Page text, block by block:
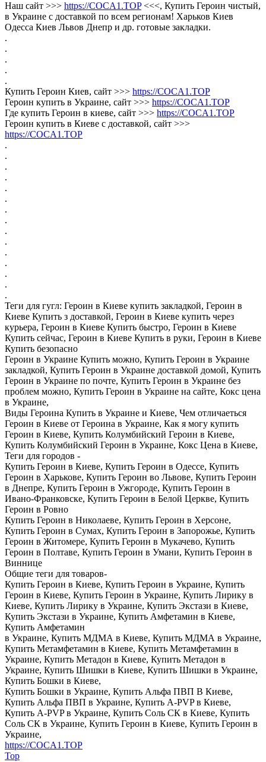
Наш сайт >>> https://COCA1.TOP<<<, Купить Героин чистый,
в Украине с доставкой по всем регионам! Харьков Киев
Одесса Киев Львов Днепр и др. готовые закладки.
.
.
.
.
.
Купить Героин Киев, сайт >>> https://COCA1.TOP
Героин купить в Украине, сайт >>> https://COCA1.TOP
Где купить Героин в киеве, сайт >>> https://COCA1.TOP
Героин купить в Киеве с доставкой, сайт >>>
https://COCA1.TOP
.
.
.
.
.
.
.
.
.
.
.
.
.
.
.
Теги для гугл: Героин в Киеве купить закладкой, Героин в
Киеве Купить з доставкой, Героин в Киеве купить через
курьера, Героин в Киеве Купить быстро, Героин в Киеве
Купить сейчас, Героин в Киеве Купить в руки, Героин в Киеве
Купить безопасно
Героин в Украине Купить можно, Купить Героин в Украине
закладкой, Купить Героин в Украине доставкой домой, Купить
Героин в Украине по почте, Купить Героин в Украине без
проблем можно, Купить Героин в Украине на сайте, Кокс цена
в Украине,
Виды Героина Купить в Украине и Киеве, Чем отличаеться
Героин в Киеве от Героина в Украине, Как я могу купить
Героин в Киеве, Купить Колумбийский Героин в Киеве,
Купить Колумбийский Героин в Украине, Кокс Цена в Киеве,
Теги для городов -
Купить Героин в Киеве, Купить Героин в Одессе, Купить
Героин в Харькове, Купить Героин во Львове, Купить Героин
в Днепре, Купить Героин в Ужгороде, Купить Героин в
Ивано-Франковске, Купить Героин в Белой Церкве, Купить
Героин в Ровно
Купить Героин в Николаеве, Купить Героин в Херсоне,
Купить Героин в Сумах, Купить Героин в Запорожье, Купить
Героин в Житомере, Купить Героин в Мукачево, Купить
Героин в Полтаве, Купить Героин в Умани, Купить Героин в
Виннице
Общие теги для товаров-
Купить Героин в Киеве, Купить Героин в Украине, Купить
Героин в Киеве, Купить Героин в Украине, Купить Лирику в
Киеве, Купить Лирику в Украине, Купить Экстази в Киеве,
Купить Экстази в Украине, Купить Амфетамин в Киеве,
Купить Амфетамин
в Украине, Купить МДМА в Киеве, Купить МДМА в Украине,
Купить Метамфетамин в Киеве, Купить Метамфетамин в
Украине, Купить Метадон в Киеве, Купить Метадон в
Украине, Купить Шишки в Киеве, Купить Шишки в Украине,
Купить Бошки в Киеве,
Купить Бошки в Украине, Купить Альфа ПВП В Киеве,
Купить Альфа ПВП в Украине, Купить A-PVP в Киеве,
Купить A-PVP в Украине, Купить Соль СК в Киеве, Купить
Соль СК в Украине, Купить Героин в Киеве, Купить Героин в
Украине,
https://COCA1.TOP
Top